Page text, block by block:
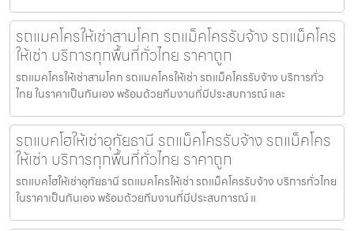
รถแมคโครให้เช่าสามโคก รถแม็คโครรับจ้าง รถแม็คโคร
ให้เช่า บริการทุกพื้นที่ทั่วไทย ราคาถูก
รถแมคโครให้เช่าสามโคก รถแมคโครให้เช่า รถแม็คโครรับจ้าง บริการทั่ว
ไทย ในราคาเป็นกันเอง พร้อมด้วยทีมงานที่มีประสบการณ์ และ
รถแบคโฮให้เช่าอุทัยธานี รถแม็คโครรับจ้าง รถแม็คโคร
ให้เช่า บริการทุกพื้นที่ทั่วไทย ราคาถูก
รถแบคโฮให้เช่าอุทัยธานี รถแมคโครให้เช่า รถแม็คโครรับจ้าง บริการทั่วไทย
ในราคาเป็นกันเอง พร้อมด้วยทีมงานที่มีประสบการณ์ แ